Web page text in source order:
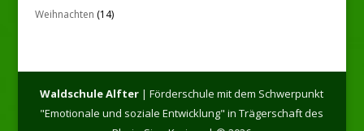
Weihnachten (14)
Waldschule Alfter | Förderschule mit dem Schwerpunkt
"Emotionale und soziale Entwicklung" in Trägerschaft des